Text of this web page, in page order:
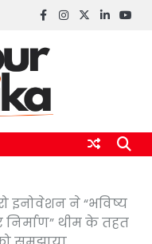
Facebook
instagram
twitterlinkedin
इनोवेशन ने “भविष्य
थीम के तहत